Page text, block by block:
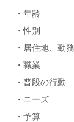
・年齢
・性別
・居住地、勤
・職業
・普段の行動
・ニーズ
・予算